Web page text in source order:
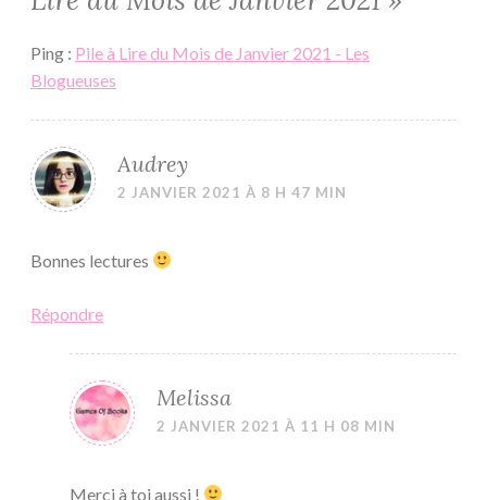
Ping : Pile à Lire du Mois de Janvier 2021 - Les
Blogueuses
Audrey
2 JANVIER 2021 À 8 H 47 MIN
Bonnes lectures
Répondre
Melissa
2 JANVIER 2021 À 11 H 08 MIN
Merci à toi aussi !